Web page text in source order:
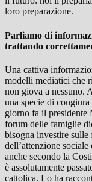
loro preparazione.
Parliamo di
trattando
Una cattiva
modelli mediatici che
non giova a nessuno.
una specie di
giorno fa il presidente
forum delle famiglie
bisogna investire
dell’attenzione
anche secondo la
è assolutamente
cattolica. Lo ha